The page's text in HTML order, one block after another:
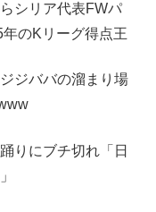
シリア代表FWパ
のKリーグ得点王
ジババの溜まり場
りにブチ切れ「日